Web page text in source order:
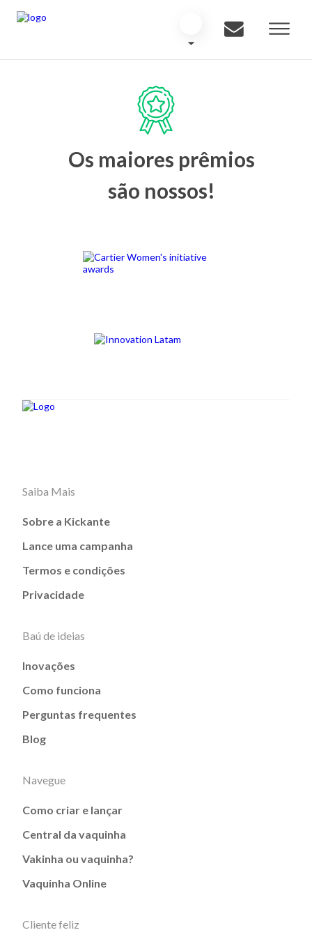
Os maiores prêmios
são nossos!
Saiba Mais
Sobre a Kickante
Lance uma campanha
Termos e condições
Privacidade
Baú de ideias
Inovações
Como funciona
Perguntas frequentes
Blog
Navegue
Como criar e lançar
Central da vaquinha
Vakinha ou vaquinha?
Vaquinha Online
Cliente feliz